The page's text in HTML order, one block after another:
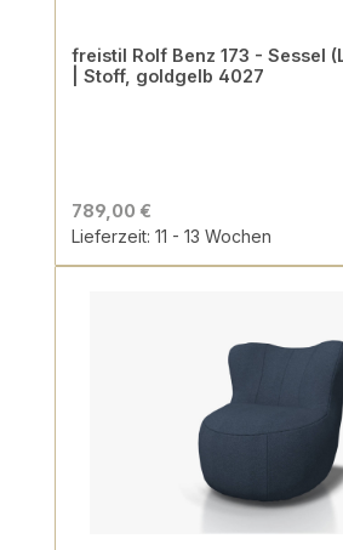
freistil Rolf Benz 173 - Sessel
| Stoff, goldgelb 4027
789,00 €
Lieferzeit: 11 - 13 Wochen